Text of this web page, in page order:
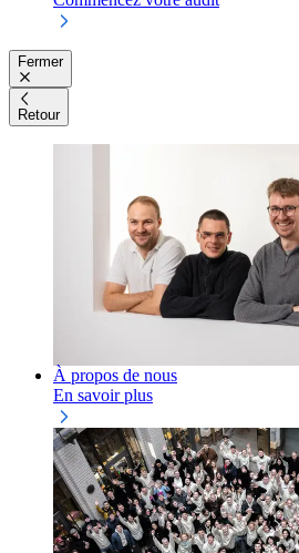
Fermer
Retour
À propos de nous
En savoir plus